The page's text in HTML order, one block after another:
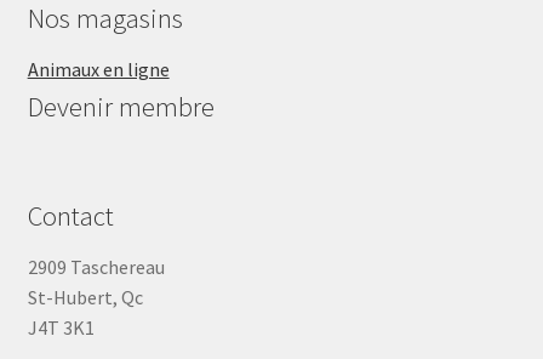
Nos magasins
Animaux en ligne
Devenir membre
Contact
2909 Taschereau
St-Hubert, Qc
J4T 3K1